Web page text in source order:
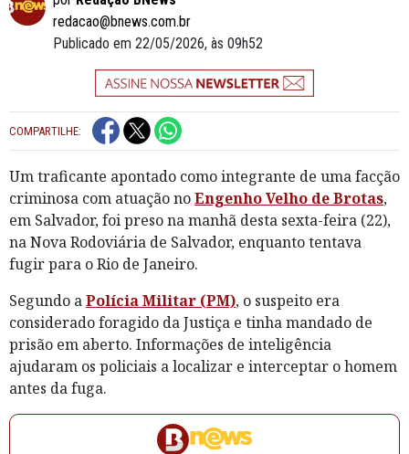
redacao@bnews.com.br
Publicado em 22/05/2026, às 09h52
COMPARTILHE:
Um traficante apontado como integrante de uma facção
criminosa com atuação noEngenho Velho de Brotas,
em Salvador, foi preso na manhã desta sexta-feira (22),
na Nova Rodoviária de Salvador, enquanto tentava
fugir para o Rio de Janeiro.
Segundo aPolícia Militar (PM), o suspeito era
considerado foragido da Justiça e tinha mandado de
prisão em aberto. Informações de inteligência
ajudaram os policiais a localizar e interceptar o homem
antes da fuga.